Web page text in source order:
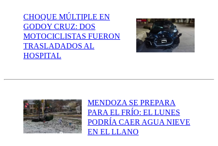
CHOQUE MÚLTIPLE EN
GODOY CRUZ: DOS
MOTOCICLISTAS FUERON
TRASLADADOS AL
HOSPITAL
MENDOZA SE PREPARA
PARA EL FRÍO: EL LUNES
PODRÍA CAER AGUA NIEVE
EN EL LLANO